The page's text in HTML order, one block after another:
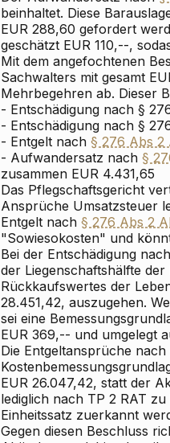
beinhaltet. Diese
EUR 288,60 gefordert
geschätzt EUR 110,--,
Mit dem angefochtenen
Sachwalters mit gesamt
Mehrbegehren ab. Dieser
- Entschädigung nach §
- Entschädigung nach §
- Entgelt nach § 276 Abs 2
- Aufwandersatz nach §
zusammen EUR 4.431,65
Das Pflegschaftsgericht
Ansprüche Umsatzsteuer
Entgelt nach § 276 Abs 2
"Sowiesokosten" und
Bei der Entschädigung
der Liegenschaftshälfte
Rückkaufswertes der
28.451,42, auszugehen.
sei eine
EUR 369,-- und umgelegt
Die Entgeltansprüche nach
EUR 26.047,42, statt der
lediglich nach TP 2 RAT
Einheitssatz zuerkannt
Gegen diesen Beschluss